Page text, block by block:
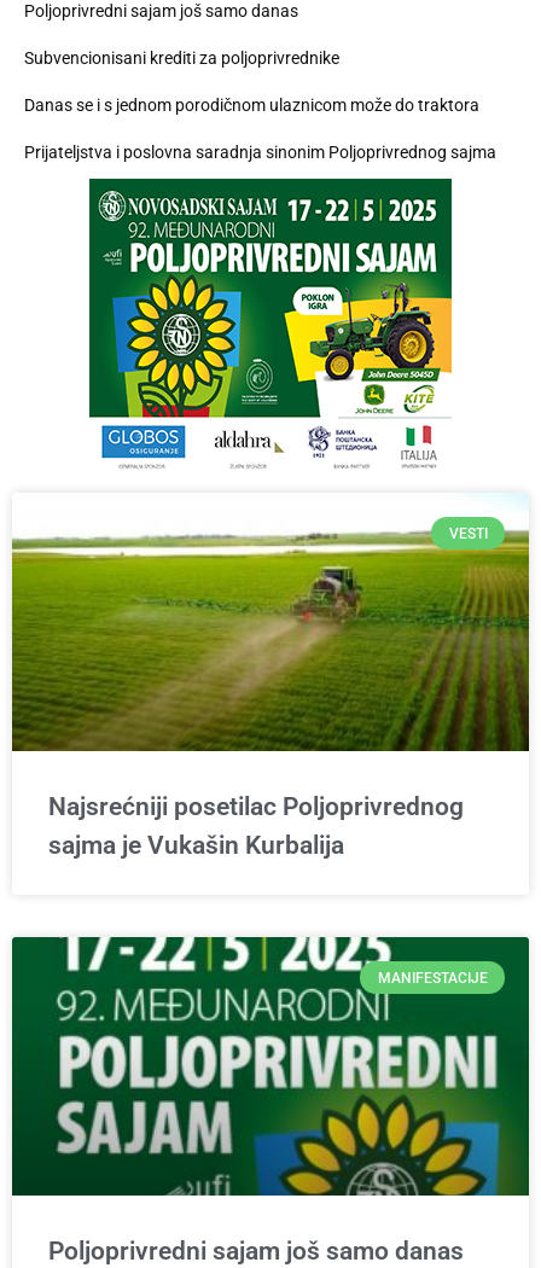
Poljoprivredni sajam još samo danas
Subvencionisani krediti za poljoprivrednike
Danas se i s jednom porodičnom ulaznicom može do traktora
Prijateljstva i poslovna saradnja sinonim Poljoprivrednog sajma
VESTI
Najsrećniji posetilac Poljoprivrednog
sajma je Vukašin Kurbalija
MANIFESTACIJE
Poljoprivredni sajam još samo danas